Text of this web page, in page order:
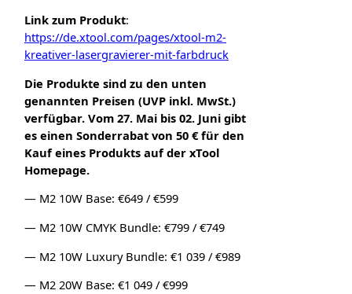
Link zum Produkt:
https://de.xtool.com/pages/xtool-m2-
kreativer-lasergravierer-mit-farbdruck
Die Produkte sind zu den unten
genannten Preisen (UVP inkl. MwSt.)
verfügbar. Vom 27. Mai bis 02. Juni gibt
es einen Sonderrabat von 50 € für den
Kauf eines Produkts auf der xTool
Homepage.
— M2 10W Base: €649 / €599
— M2 10W CMYK Bundle: €799 / €749
— M2 10W Luxury Bundle: €1 039 / €989
— M2 20W Base: €1 049 / €999